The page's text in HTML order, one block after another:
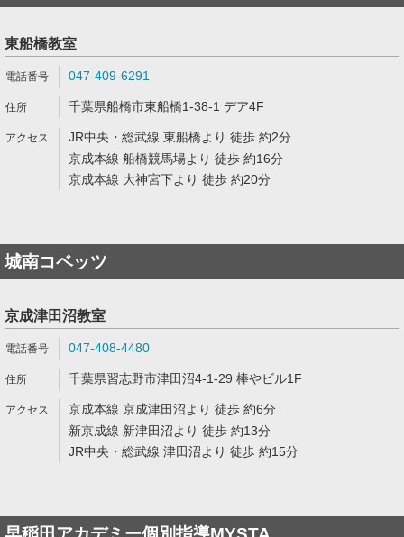
東船橋教室
047-409-6291
千葉県船橋市東船橋1-38-1 デア4F
JR中央・総武線 東船橋より 徒歩 約2分
京成本線 船橋競馬場より 徒歩 約16分
京成本線 大神宮下より 徒歩 約20分
城南コベッツ
京成津田沼教室
047-408-4480
千葉県習志野市津田沼4-1-29 棒やビル1F
京成本線 京成津田沼より 徒歩 約6分
新京成線 新津田沼より 徒歩 約13分
JR中央・総武線 津田沼より 徒歩 約15分